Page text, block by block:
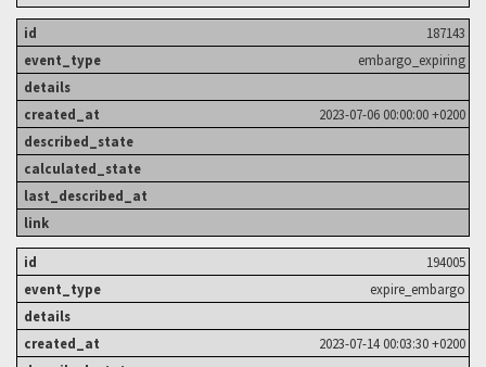
187143
embargo_expiring
2023-07-06 00:00:00 +0200
194005
expire_embargo
2023-07-14 00:03:30 +0200